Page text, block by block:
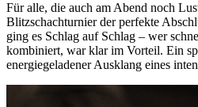
Für alle, die auch am Abend noch
Blitzschachturnier der perfekte
ging es Schlag auf Schlag – wer
kombiniert, war klar im Vorteil. Ein
energiegeladener Ausklang eines